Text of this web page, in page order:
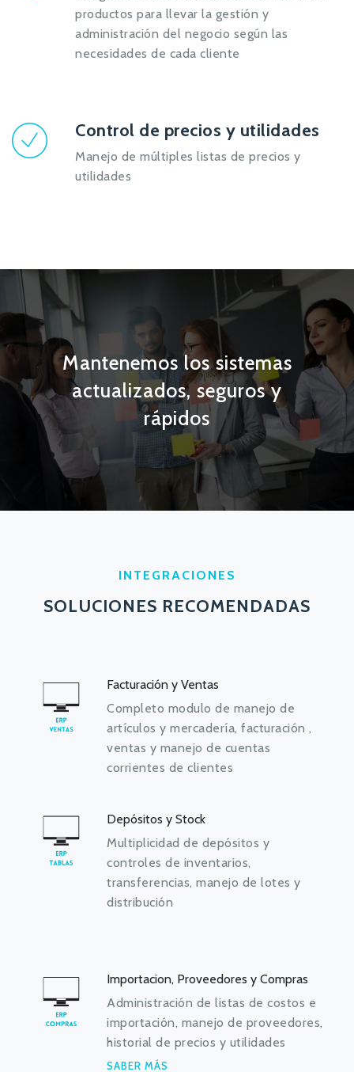
productos para llevar la gestión y
administración del negocio según las
necesidades de cada cliente
Control de precios y utilidades
Manejo de múltiples listas de precios y
utilidades
Mantenemos los sistemas
actualizados, seguros y
rápidos
INTEGRACIONES
SOLUCIONES RECOMENDADAS
Facturación y Ventas
Completo modulo de manejo de
artículos y mercadería, facturación ,
ventas y manejo de cuentas
corrientes de clientes
Depósitos y Stock
Multiplicidad de depósitos y
controles de inventarios,
transferencias, manejo de lotes y
distribución
Importacion, Proveedores y Compras
Administración de listas de costos e
importación, manejo de proveedores,
historial de precios y utilidades
SABER MÁS